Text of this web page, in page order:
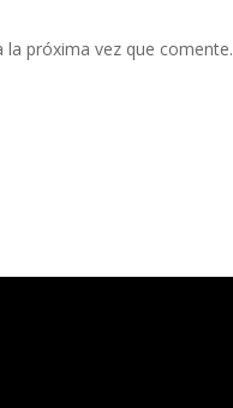
próxima vez que comente.